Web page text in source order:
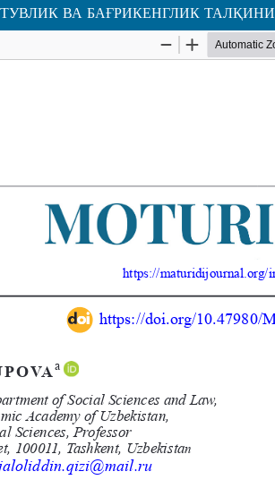
ВА БАҒРИКЕНГЛИК ТАЛҚИНИ